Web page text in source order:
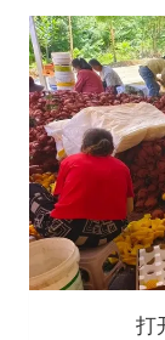
打